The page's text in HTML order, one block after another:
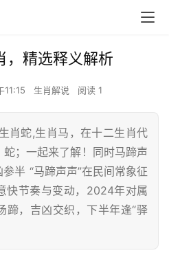
，精选释义解析
11:15 生肖解说 阅读 1
肖蛇,生肖马，在十二生肖代
；一起来了解！同时马蹄声
半 “马蹄声声”在民间常象征
快节奏与变动，2024年对属
蹄，吉凶交织，下半年逢“驿